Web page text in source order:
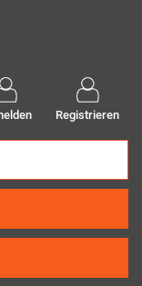
Registrieren